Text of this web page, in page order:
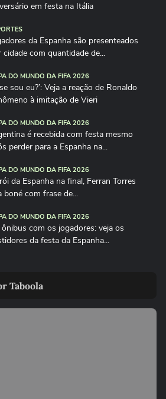
em festa na Itália
da Espanha são presenteados
cidade com quantidade de...
DO MUNDO DA FIFA 2026
sou eu?’: Veja a reação de Ronaldo
à imitação de Vieri
DO MUNDO DA FIFA 2026
é recebida com festa mesmo
perder para a Espanha na...
DO MUNDO DA FIFA 2026
da Espanha na final, Ferran Torres
boné com frase de...
DO MUNDO DA FIFA 2026
ônibus com os jogadores: veja os
da festa da Espanha...
viral criada por...
DO MUNDO DA FIFA 2026
Taboola